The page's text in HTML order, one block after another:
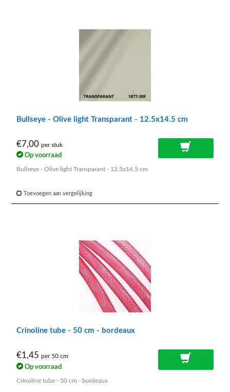
Bullseye - Olive light Transparant - 12.5x14.5 cm
€7,00 per stuk
Op voorraad
Bullseye - Olive light Transparant - 12.5x14.5 cm
Toevoegen aan vergelijking
Crinoline tube - 50 cm - bordeaux
€1,45 per 50 cm
Op voorraad
Crinoline tube - 50 cm - bordeaux